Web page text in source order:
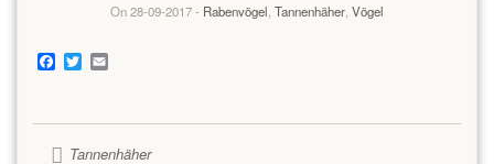
On 28-09-2017 - Rabenvögel Tannenhäher Vögel
Facebook
TwitterEmail
Tannenhäher